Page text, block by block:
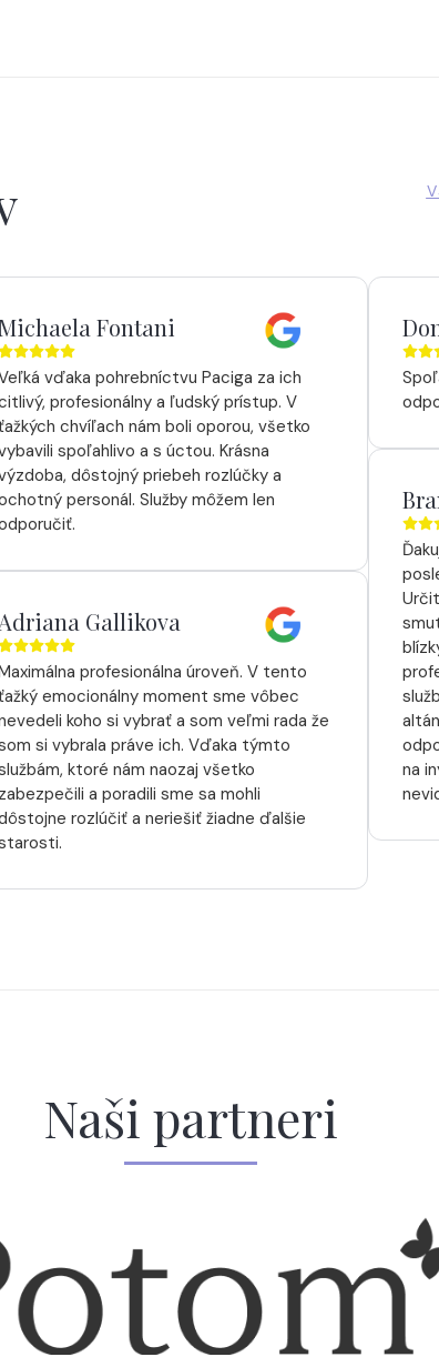
Fontani
vďaka pohrebníctvu Paciga za ich
profesionálny a ľudský prístup. V
chvíľach nám boli oporou, všetko
spoľahlivo a s úctou. Krásna
dôstojný priebeh rozlúčky a
personál. Služby môžem len
Adriana Gallikova
profesionálna úroveň. V tento
emocionálny moment sme vôbec
koho si vybrať a som veľmi rada že
si vybrala práve ich. Vďaka týmto
ktoré nám naozaj všetko
zabezpečili a poradili sme sa mohli
rozlúčiť a neriešiť žiadne ďalšie
na
Naši partneri